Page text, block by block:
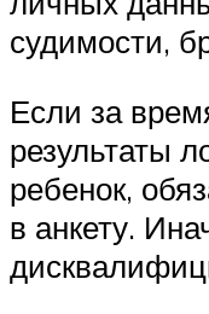
судимости,
Если за
результаты
ребенок,
в анкету.